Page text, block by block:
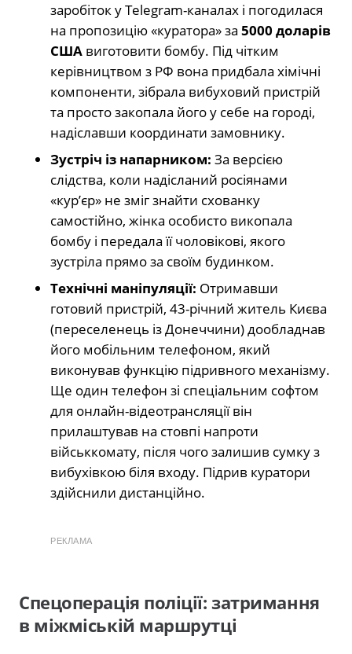
заробіток у Telegram-каналах і погодилася
на пропозицію «куратора» за 5000 доларів
США виготовити бомбу. Під чітким
керівництвом з РФ вона придбала хімічні
компоненти, зібрала вибуховий пристрій
та просто закопала його у себе на городі,
надіславши координати замовнику.
Зустріч із напарником: За версією
слідства, коли надісланий росіянами
«кур’єр» не зміг знайти схованку
самостійно, жінка особисто викопала
бомбу і передала її чоловікові, якого
зустріла прямо за своїм будинком.
Технічні маніпуляції: Отримавши
готовий пристрій, 43-річний житель Києва
(переселенець із Донеччини) дообладнав
його мобільним телефоном, який
виконував функцію підривного механізму.
Ще один телефон зі спеціальним софтом
для онлайн-відеотрансляції він
прилаштував на стовпі напроти
військкомату, після чого залишив сумку з
вибухівкою біля входу. Підрив куратори
здійснили дистанційно.
РЕКЛАМА
Спецоперація поліції: затримання
в міжміській маршрутці